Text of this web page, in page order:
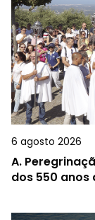
6 agosto 2026
A.
dos 550 anos